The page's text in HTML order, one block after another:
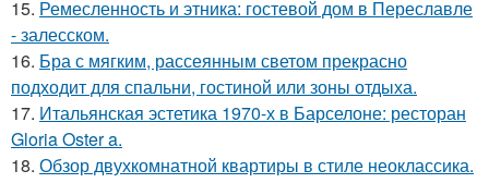
15. Ремесленность и этника: гостевой дом в Переславле
- залесском.
16. Бра с мягким, рассеянным светом прекрасно
подходит для спальни, гостиной или зоны отдыха.
17. Итальянская эстетика 1970-х в Барселоне: ресторан
Gloria Oster a.
18. Обзор двухкомнатной квартиры в стиле неоклассика.